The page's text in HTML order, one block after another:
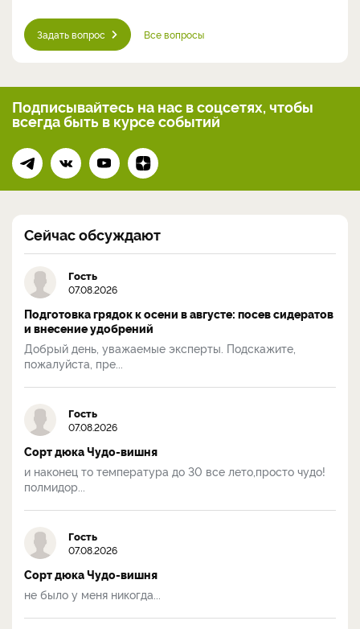
Задать вопрос Все вопросы
Подписывайтесь на нас в соцсетях, чтобы
всегдабыть в курсе событий
Сейчас обсуждают
Гость
07.08.2026
Подготовка грядок к осени в августе: посев сидератов
и внесение удобрений
Добрый день, уважаемые эксперты. Подскажите,
пожалуйста, пре...
Гость
07.08.2026
Сорт дюка Чудо-вишня
и наконец то температура до 30 все лето,просто чудо!
полмидор...
Гость
07.08.2026
Сорт дюка Чудо-вишня
не было у меня никогда...